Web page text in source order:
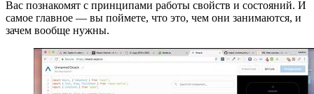
Вас познакомят с принципами работы свойств и состояний. И
самое главное — вы поймете, что это, чем они занимаются, и
зачем вообще нужны.